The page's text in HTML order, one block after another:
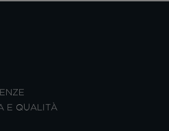
E QUALITÀ